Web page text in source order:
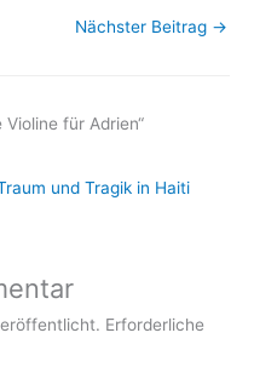
Nächster Beitrag →
Violine für Adrien“
und Tragik in Haiti
Erforderliche